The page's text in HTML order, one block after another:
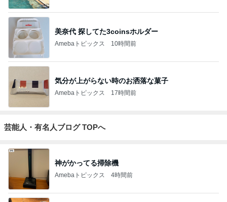
美奈代 探してた3coinsホルダー
Amebaトピックス 10時間前
気分が上がらない時のお洒落な菓子
Amebaトピックス 17時間前
芸能人・有名人ブログ TOPへ
神がかってる掃除機
Amebaトピックス 4時間前